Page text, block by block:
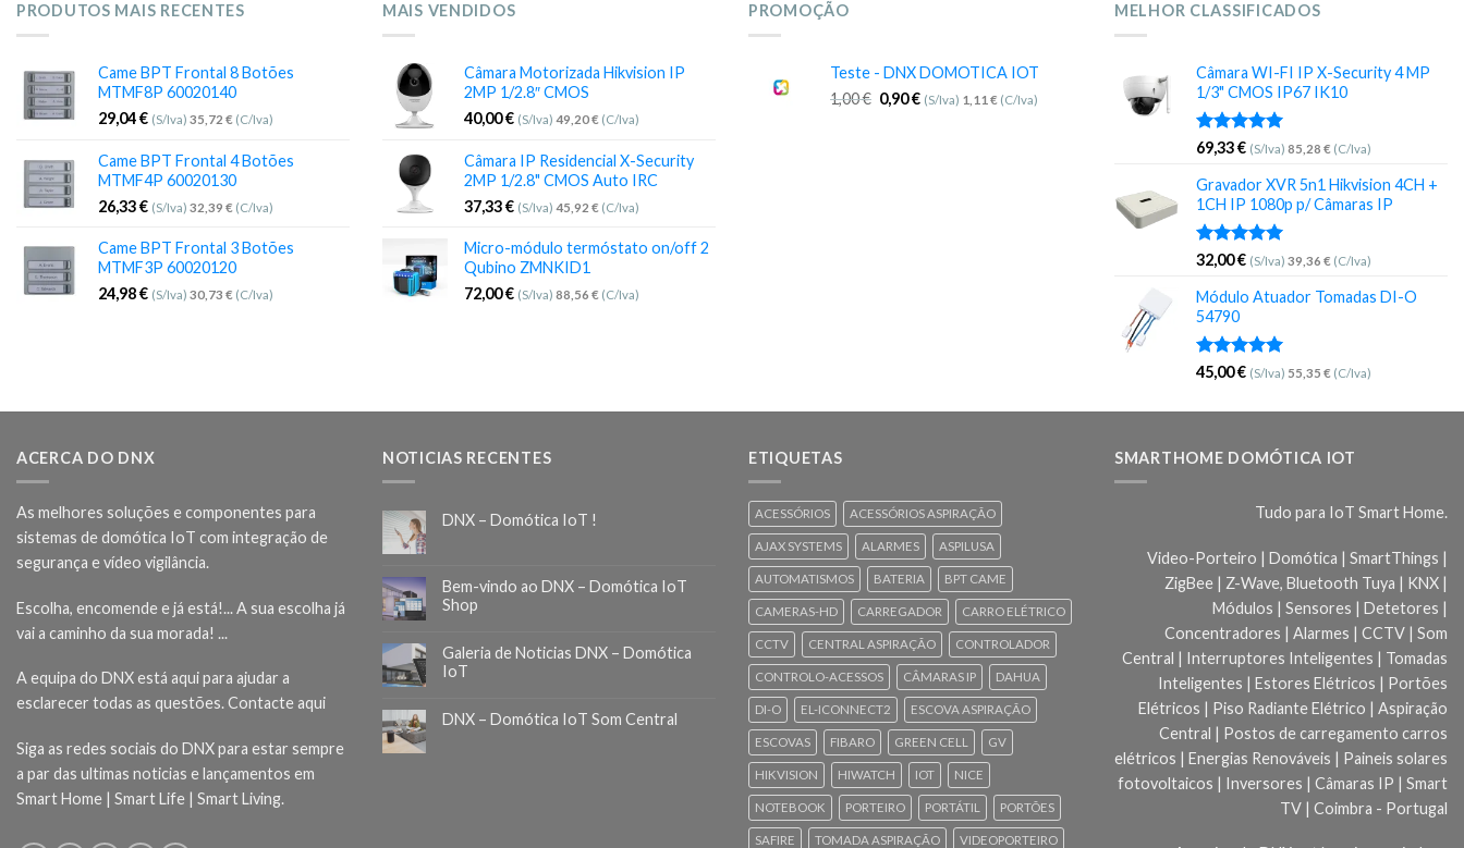
PRODUTOS MAIS RECENTES
Came BPT Frontal 8 Botões
MTMF8P 60020140
29,04€ (S/Iva) 35,72 € (C/Iva)
Came BPT Frontal 4 Botões
MTMF4P 60020130
26,33€ (S/Iva) 32,39 € (C/Iva)
Came BPT Frontal 3 Botões
MTMF3P 60020120
24,98€ (S/Iva) 30,73 € (C/Iva)
MAIS VENDIDOS
Câmara Motorizada Hikvision IP
2MP 1/2.8″ CMOS
40,00€ (S/Iva) 49,20€ (C/Iva)
Câmara IP Residencial X-Security
2MP 1/2.8" CMOS Auto IRC
37,33€ (S/Iva) 45,92 € (C/Iva)
Micro-módulo termóstato on/off 2
Qubino ZMNKID1
72,00€ (S/Iva) 88,56 € (C/Iva)
PROMOÇÃO
Teste - DNX DOMOTICA IOT
1,00€ 0,90€ (S/Iva) 1,11€ (C/Iva)
MELHOR CLASSIFICADOS
Câmara WI-FI IP X-Security 4 MP
1/3" CMOS IP67 IK10
Avaliação
69,33€ (S/Iva) 85,28 € (C/Iva)
Gravador XVR 5n1 Hikvision 4CH +
1CH IP 1080p p/ Câmaras IP
Avaliação
32,00€ (S/Iva) 39,36 € (C/Iva)
Módulo Atuador Tomadas DI-O
54790
Avaliação
45,00€ (S/Iva) 55,35 € (C/Iva)
ACERCA DO DNX
As melhores soluções e componentes para
sistemas de domótica IoT com integração de
segurança e vídeo vigilância.
Escolha, encomende e já está!... A sua escolha já
vai a caminho da sua morada! ...
A equipa do DNX está aqui para ajudar a
esclarecer todas as questões.Contacte aqui
Siga as redes sociais do DNX para estar sempre
a par das ultimas noticias e lançamentos em
Smart Home | Smart Life | Smart Living.
NOTICIAS RECENTES
DNX – Domótica IoT !
Bem-vindo ao DNX – Domótica IoT
Shop
Galeria de Noticias DNX – Domótica
IoT
DNX – Domótica IoT Som Central
ETIQUETAS
ACESSÓRIOS ACESSÓRIOS ASPIRAÇÃO
AJAX SYSTEMS ALARMES ASPILUSA
AUTOMATISMOS BATERIA BPT CAME
CAMERAS-HD CARREGADOR CARRO ELÉTRICO
CCTV CENTRAL ASPIRAÇÃO CONTROLADOR
CONTROLO-ACESSOS CÂMARAS IP DAHUA
DI-O EL-ICONNECT2 ESCOVA ASPIRAÇÃO
ESCOVAS FIBARO GREEN CELL GV
HIKVISION HIWATCH IOT NICE
NOTEBOOK PORTEIRO PORTÁTIL PORTÕES
SAFIRE TOMADA ASPIRAÇÃO VIDEOPORTEIRO
SMARTHOME DOMÓTICA IOT
Tudo para IoT Smart Home.
Video-Porteiro | Domótica | SmartThings |
ZigBee | Z-Wave, Bluetooth Tuya | KNX |
Módulos | Sensores | Detetores |
Concentradores | Alarmes | CCTV | Som
Central | Interruptores Inteligentes | Tomadas
Inteligentes | Estores Elétricos | Portões
Elétricos | Piso Radiante Elétrico | Aspiração
Central | Postos de carregamento carros
elétricos | Energias Renováveis | Paineis solares
fotovoltaicos | Inversores | Câmaras IP | Smart
TV | Coimbra - Portugal